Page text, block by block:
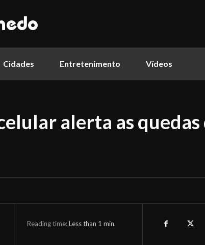
Cidades Entretenimento Vídeos
alerta as quedas
Reading time:Less than 1 min.